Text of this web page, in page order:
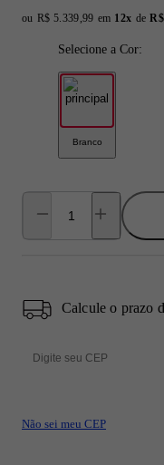
ou Original price:
R$ 5.339,99 em 12x de
Selecione a Cor:
Branco
Calcule o prazo
Não sei meu CEP